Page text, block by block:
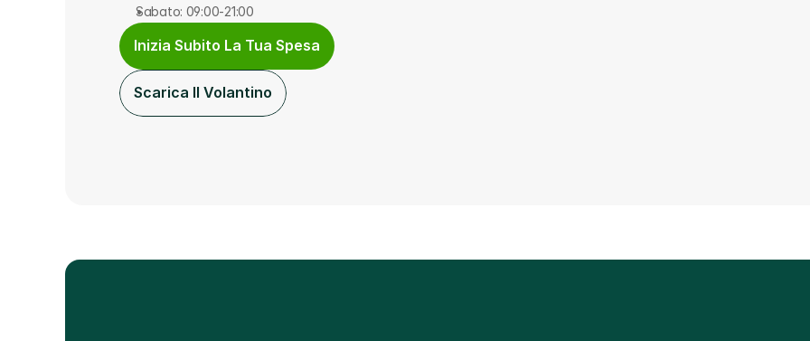
Sabato: 09:00-21:00
Inizia Subito La Tua Spesa
Scarica Il Volantino